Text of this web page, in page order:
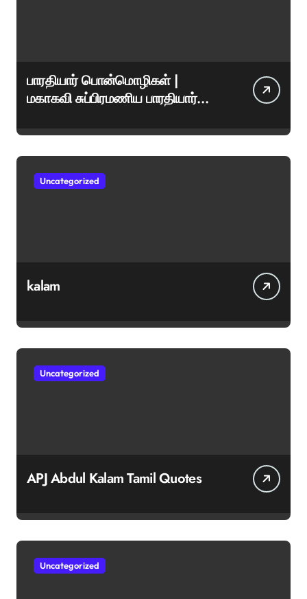
பாரதியார் பொன்மொழிகள் |
மகாகவி சுப்பிரமணிய பாரதியார்
ஊக்கமளிக்கும் வாசகங்கள்
Uncategorized
kalam
Uncategorized
APJ Abdul Kalam Tamil Quotes
Uncategorized